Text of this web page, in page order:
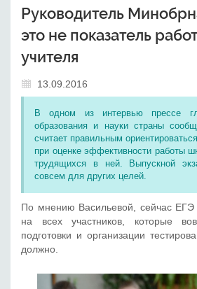
Руководитель
это не показатель
учителя
13.09.2016
В одном из интервью прессе
образования и науки страны
считает правильным
при оценке эффективности работы
трудящихся в ней. Выпускной
совсем для других целей.
По мнению Васильевой, сейчас ЕГЭ
на всех участников, которые
подготовки и организации
должно.